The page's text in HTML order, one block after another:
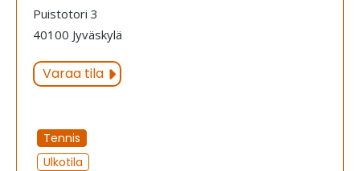
Puistotori 3
40100 Jyväskylä
Varaa tila
Tennis
Ulkotila